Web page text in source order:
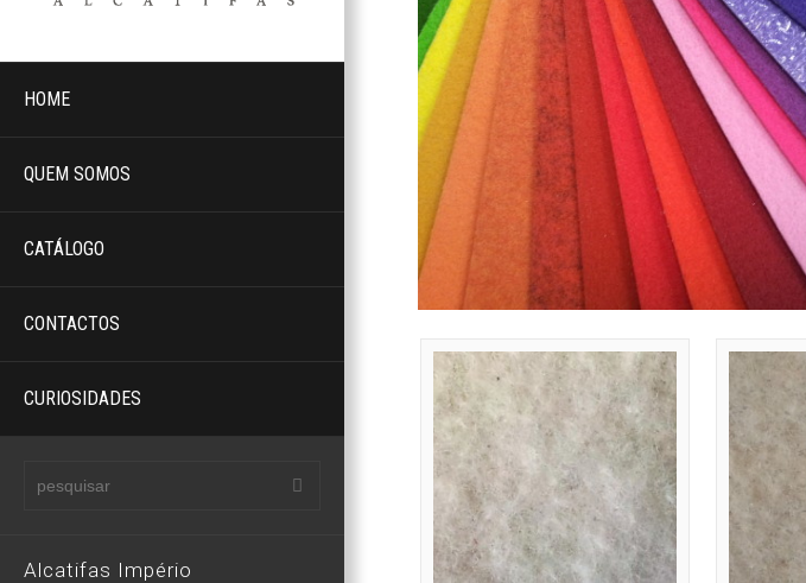
HOME
QUEM SOMOS
CATÁLOGO
CONTACTOS
CURIOSIDADES
Alcatifas Império